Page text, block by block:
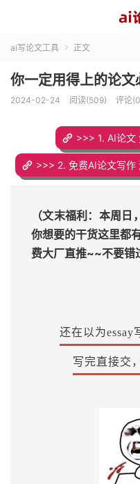
ai写论文工具  正文
你一定用得上的论
2024-02-24 阅读(509) 评论
>>> 1. AI论文
>>> 2. 免费AI论文写作
（文末福利：本周日
你想要的干货这里都
费大厂直推~~不要错
还在以为essay
写完直接交，